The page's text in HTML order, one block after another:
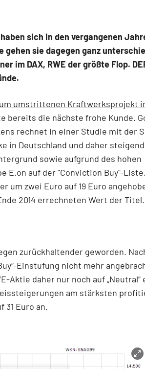
sich in den vergangenen
sie dagegen ganz
im DAX, RWE der größte Flop.
umstrittenen Kraftwerksprojekt
bereits die nächste frohe Kunde.
rechnet in einer Studie mit der
in Deutschland und daher
sowie aufgrund des hohen
E.on auf der "Conviction Buy"-
um zwei Euro auf 19 Euro
2014 errechneten Wert der Titel.
zurückhaltender geworden.
Einstufung nicht mehr
Aktie daher nur noch auf „Neutral“
am stärksten
31 Euro an.